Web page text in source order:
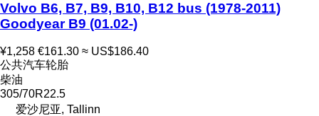
Volvo B6, B7, B9, B10, B12 bus (1978-2011)
Goodyear B9 (01.02-)
¥1,258 €161.30 ≈ US$186.40
公共汽车轮胎
柴油
305/70R22.5
爱沙尼亚, Tallinn